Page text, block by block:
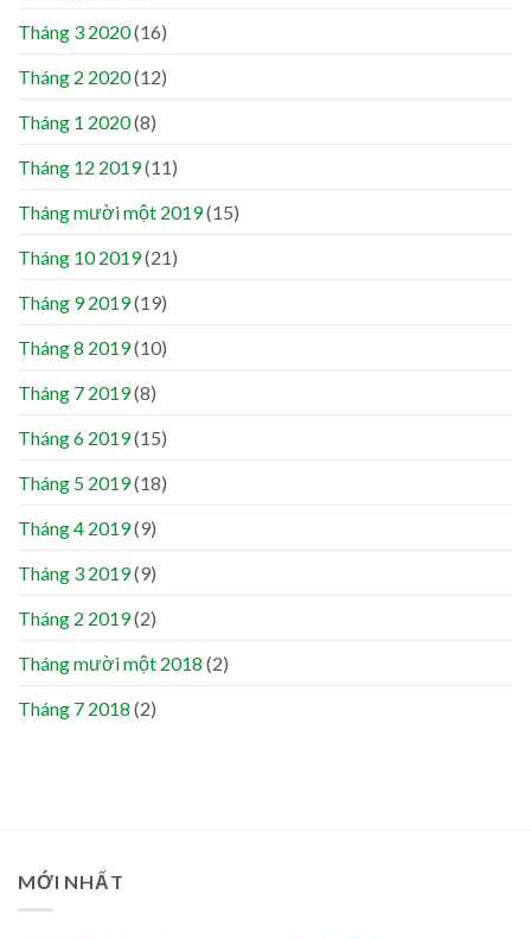
Tháng 3 2020(16)
Tháng 2 2020(12)
Tháng 1 2020(8)
Tháng 12 2019(11)
Tháng mười một 2019(15)
Tháng 10 2019(21)
Tháng 9 2019(19)
Tháng 8 2019(10)
Tháng 7 2019(8)
Tháng 6 2019(15)
Tháng 5 2019(18)
Tháng 4 2019(9)
Tháng 3 2019(9)
Tháng 2 2019(2)
Tháng mười một 2018 (2)
Tháng 7 2018 (2)
MỚI NHẤT